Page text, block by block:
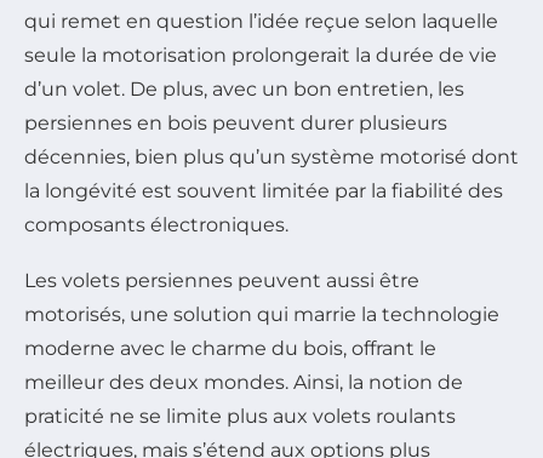
qui remet en question l’idée reçue selon laquelle
seule la motorisation prolongerait la durée de vie
d’un volet. De plus, avec un bon entretien, les
persiennes en bois peuvent durer plusieurs
décennies, bien plus qu’un système motorisé dont
la longévité est souvent limitée par la fiabilité des
composants électroniques.
Les volets persiennes peuvent aussi être
motorisés, une solution qui marrie la technologie
moderne avec le charme du bois, offrant le
meilleur des deux mondes. Ainsi, la notion de
praticité ne se limite plus aux volets roulants
électriques, mais s’étend aux options plus